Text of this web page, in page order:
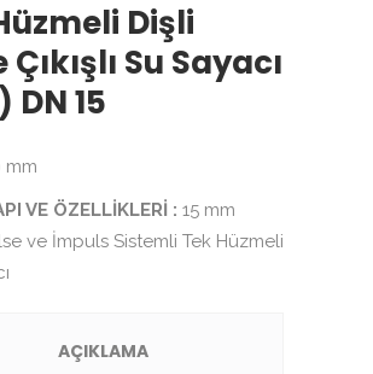
Dişli
Çıkışlı Su Sayacı
DN 15
mm
VE ÖZELLİKLERİ : 15 mm
ve İmpuls Sistemli Tek Hüzmeli
AÇIKLAMA